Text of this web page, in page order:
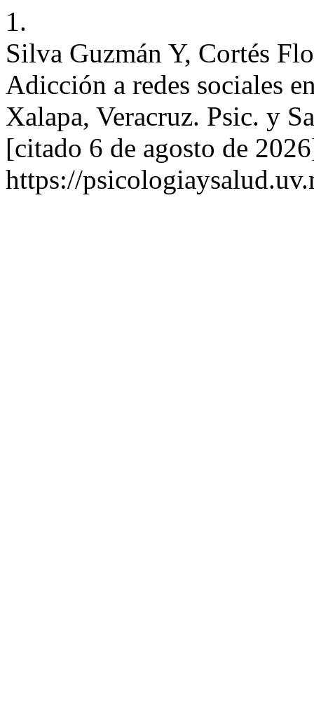
1.
Silva Guzmán Y, Cortés
Adicción a redes sociales
Xalapa, Veracruz. Psic. y
[citado 6 de agosto de
https://